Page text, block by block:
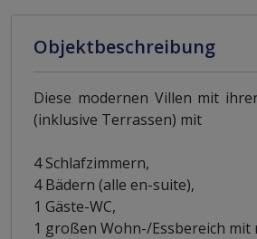
Objektbeschreibung
Diese modernen Villen mit
(inklusive Terrassen) mit
4 Schlafzimmern,
4 Bädern (alle en-suite),
1 Gäste-WC,
1 großen Wohn-/Essbereich mit